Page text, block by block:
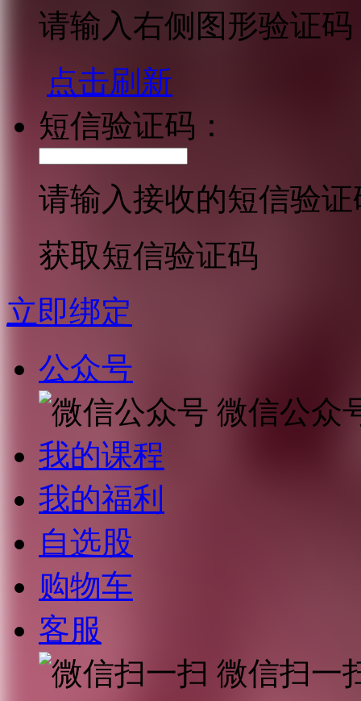
请输入右侧图形验证码
点击刷新
短信验证码：
请输入接收的短信验证
获取短信验证码
立即绑定
公众号
微信公众
我的课程
我的福利
自选股
购物车
客服
微信扫一